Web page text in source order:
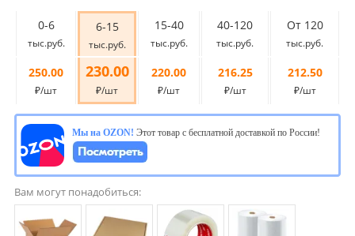
0-6
тыс.руб.
6-15
тыс.руб.
15-40
тыс.руб.
40-120
тыс.руб.
От 120
тыс.руб.
250.00
₽/шт
230.00
₽/шт
220.00
₽/шт
216.25
₽/шт
212.50
₽/шт
Мы на OZON! Этот товар с бесплатной доставкой по России!
Вам могут понадобиться: